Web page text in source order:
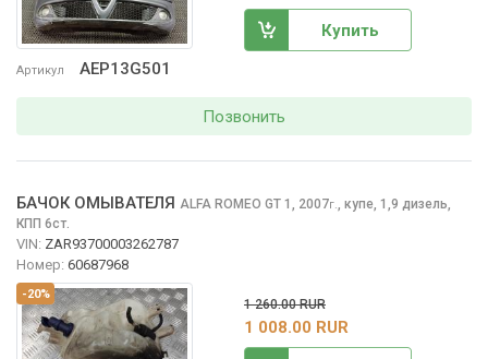
Артикул AEP13G501
Купить
Позвонить
-20%
БАЧОК ОМЫВАТЕЛЯ ALFA ROMEO GT 1, 2007г., купе, 1,9 дизель,
КПП 6ст.
VIN: ZAR93700003262787
Номер: 60687968
1 260.00 RUR
1 008.00 RUR